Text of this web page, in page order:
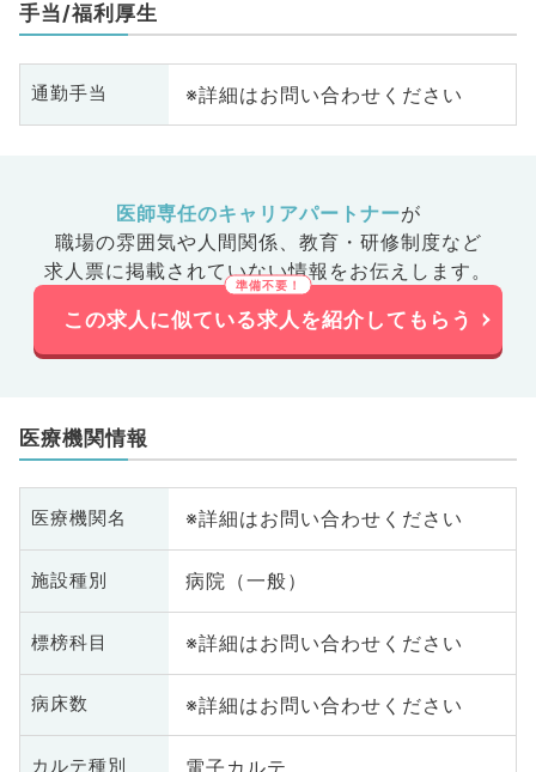
手当/福利厚生
通勤手当 ※詳細はお問い合わせください
医師専任のキャリアパートナーが
職場の雰囲気や人間関係、 教育・研修制度など
求人票に掲載されていない情報をお伝えします。
この求人に似ている求人を紹介してもらう
医療機関情報
医療機関名 ※詳細はお問い合わせください
施設種別 病院（一般）
標榜科目 ※詳細はお問い合わせください
病床数 ※詳細はお問い合わせください
カルテ種別 電子カルテ